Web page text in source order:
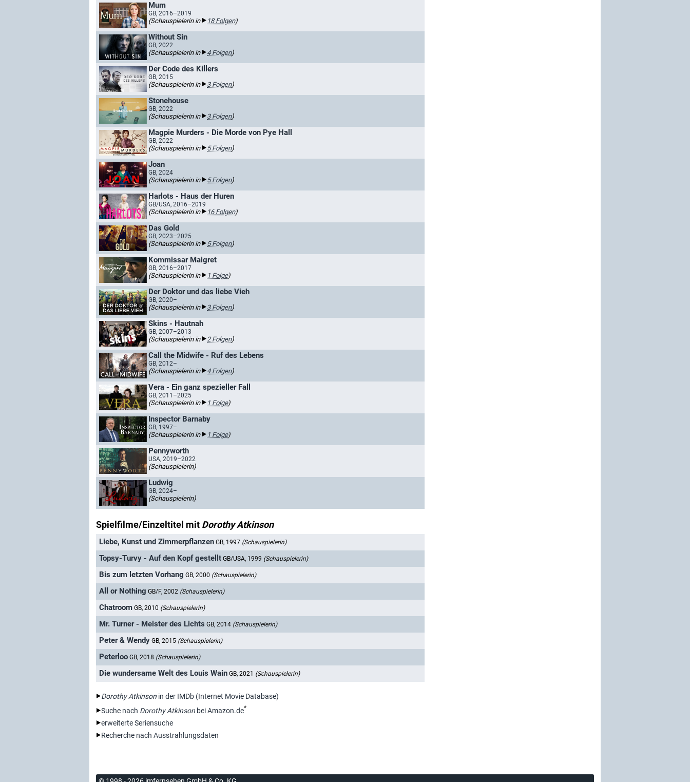
Mum
GB, 2016–2019
(Schauspielerin in 18 Folgen)
Without Sin
GB, 2022
(Schauspielerin in 4 Folgen)
Der Code des Killers
GB, 2015
(Schauspielerin in 3 Folgen)
Stonehouse
GB, 2022
(Schauspielerin in 3 Folgen)
Magpie Murders - Die Morde von Pye Hall
GB, 2022
(Schauspielerin in 5 Folgen)
Joan
GB, 2024
(Schauspielerin in 5 Folgen)
Harlots - Haus der Huren
GB/USA, 2016–2019
(Schauspielerin in 16 Folgen)
Das Gold
GB, 2023–2025
(Schauspielerin in 5 Folgen)
Kommissar Maigret
GB, 2016–2017
(Schauspielerin in 1 Folge)
Der Doktor und das liebe Vieh
GB, 2020–
(Schauspielerin in 3 Folgen)
Skins - Hautnah
GB, 2007–2013
(Schauspielerin in 2 Folgen)
Call the Midwife - Ruf des Lebens
GB, 2012–
(Schauspielerin in 4 Folgen)
Vera - Ein ganz spezieller Fall
GB, 2011–2025
(Schauspielerin in 1 Folge)
Inspector Barnaby
GB, 1997–
(Schauspielerin in 1 Folge)
Pennyworth
USA, 2019–2022
(Schauspielerin)
Ludwig
GB, 2024–
(Schauspielerin)
Spielfilme/Einzeltitel mit Dorothy Atkinson
Liebe, Kunst und Zimmerpflanzen GB, 1997 (Schauspielerin)
Topsy-Turvy - Auf den Kopf gestellt GB/USA, 1999 (Schauspielerin)
Bis zum letzten Vorhang GB, 2000 (Schauspielerin)
All or Nothing GB/F, 2002 (Schauspielerin)
Chatroom GB, 2010 (Schauspielerin)
Mr. Turner - Meister des Lichts GB, 2014 (Schauspielerin)
Peter & Wendy GB, 2015 (Schauspielerin)
Peterloo GB, 2018 (Schauspielerin)
Die wundersame Welt des Louis Wain GB, 2021 (Schauspielerin)
Dorothy Atkinson in der IMDb (Internet Movie Database)
Suche nach Dorothy Atkinson bei Amazon.de*
erweiterte Seriensuche
Recherche nach Ausstrahlungsdaten